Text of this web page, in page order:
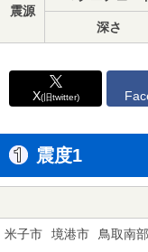
震源
深さ
X(旧twitter)
震度1
米子市 境港市 鳥取南